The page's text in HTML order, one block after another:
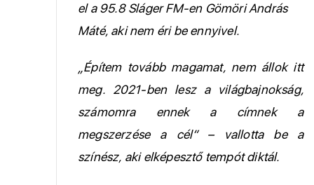
el a 95.8 Sláger FM-en Gömöri András
Máté, aki nem éri be ennyivel.
„Építem tovább magamat, nem állok itt
meg. 2021-ben lesz a világbajnokság,
számomra ennek a címnek a
megszerzése a cél” – vallotta be a
színész, aki elképesztő tempót diktál.